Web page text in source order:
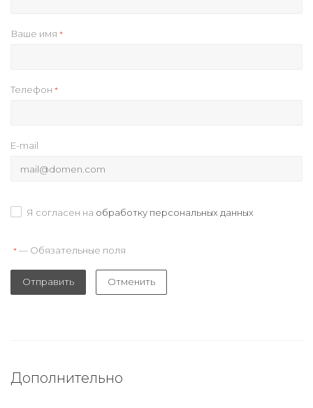
Ваше имя *
Телефон *
E-mail
Я согласен на обработку персональных данных
* — Обязательные поля
Отправить Отменить
Дополнительно